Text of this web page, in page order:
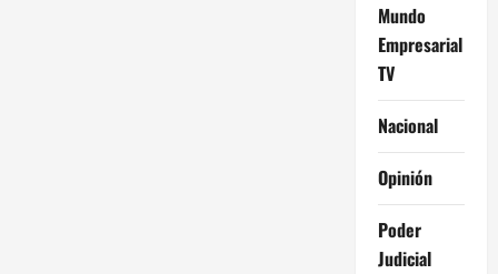
Mundo
Empresarial
TV
Nacional
Opinión
Poder
Judicial